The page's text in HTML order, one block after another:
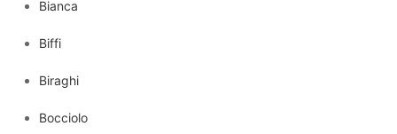
Bianca
Biffi
Biraghi
Bocciolo